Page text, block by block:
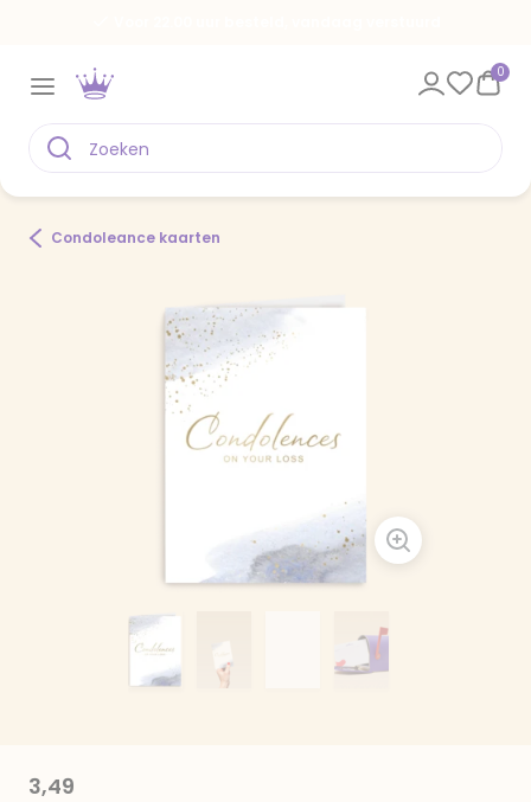
0
Condoleance kaarten
3,49